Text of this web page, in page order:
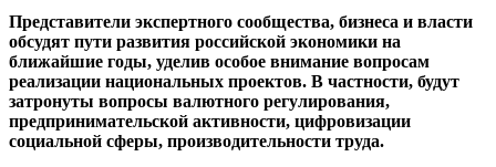
Представители экспертного сообщества, бизнеса и власти
обсудят пути развития российской экономики на
ближайшие годы, уделив особое внимание вопросам
реализации национальных проектов. В частности, будут
затронуты вопросы валютного регулирования,
предпринимательской активности, цифровизации
социальной сферы, производительности труда.